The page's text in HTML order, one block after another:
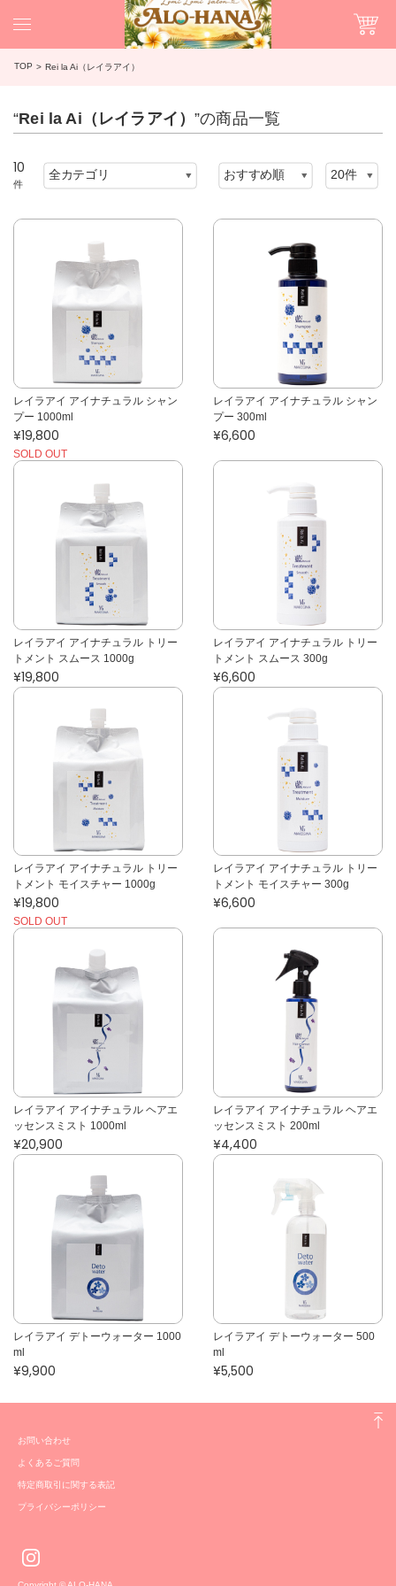
TOP Rei la Ai（レイラアイ）
“Rei la Ai（レイラアイ）”の商品一覧
10
件
レイラアイ アイナチュラル シャン
プー 1000ml
¥19,800
SOLD OUT
レイラアイ アイナチュラル シャン
プー 300ml
¥6,600
レイラアイ アイナチュラル トリー
トメント スムース 1000g
¥19,800
レイラアイ アイナチュラル トリー
トメント スムース 300g
¥6,600
レイラアイ アイナチュラル トリー
トメント モイスチャー 1000g
¥19,800
SOLD OUT
レイラアイ アイナチュラル トリー
トメント モイスチャー 300g
¥6,600
レイラアイ アイナチュラル ヘアエ
ッセンスミスト 1000ml
¥20,900
レイラアイ アイナチュラル ヘアエ
ッセンスミスト 200ml
¥4,400
レイラアイ デトーウォーター 1000
ml
¥9,900
レイラアイ デトーウォーター 500
ml
¥5,500
お問い合わせ
よくあるご質問
特定商取引に関する表記
プライバシーポリシー